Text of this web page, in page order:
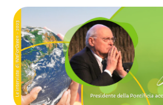
La tua cooperativa energetica
PASSA A WEFORGREEN